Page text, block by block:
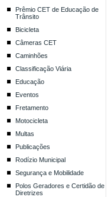
Prêmio CET de Educação de
Trânsito
Bicicleta
Câmeras CET
Caminhões
Classificação Viária
Educação
Eventos
Fretamento
Motocicleta
Multas
Publicações
Rodízio Municipal
Segurança e Mobilidade
Polos Geradores e Certidão de
Diretrizes